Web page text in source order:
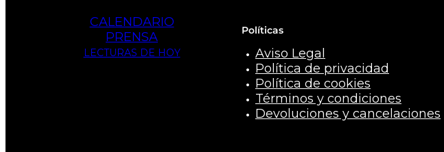
CALENDARIO
PRENSA
LECTURAS DE HOY
Políticas
Aviso Legal
Política de privacidad
Política de cookies
Términos y condiciones
Devoluciones y cancelaciones